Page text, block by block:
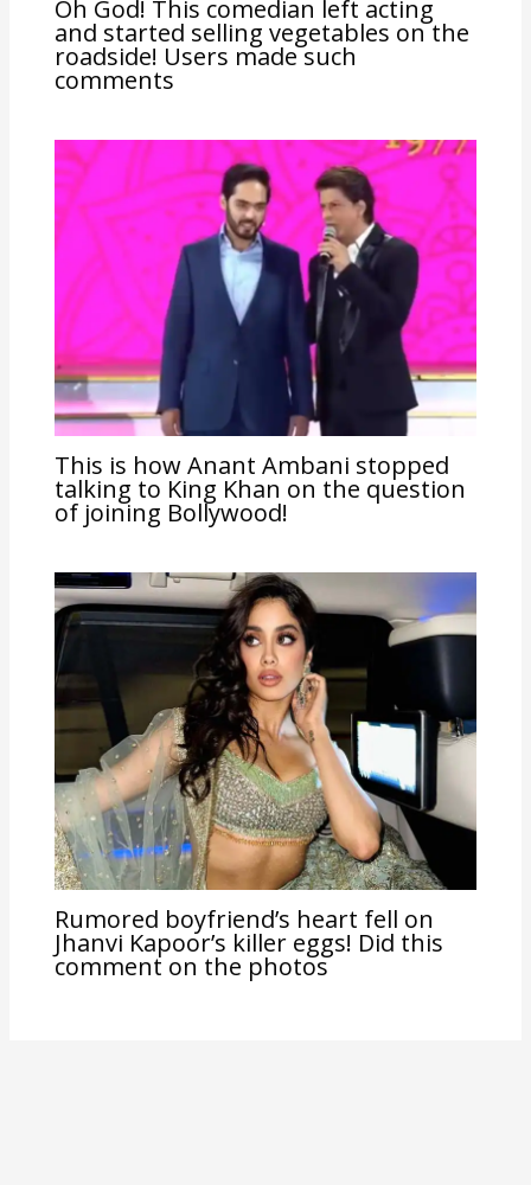
Oh God! This comedian left acting
and started selling vegetables on the
roadside! Users made such
comments
This is how Anant Ambani stopped
talking to King Khan on the question
of joining Bollywood!
Rumored boyfriend’s heart fell on
Jhanvi Kapoor’s killer eggs! Did this
comment on the photos